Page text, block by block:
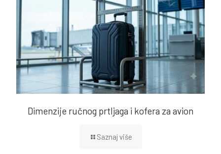
Dimenzije ručnog prtljaga i kofera za avion
Saznaj više